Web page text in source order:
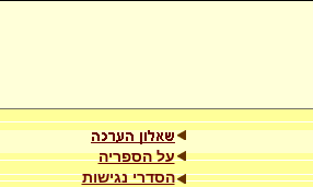
על הספריה
הסדרי נגישות